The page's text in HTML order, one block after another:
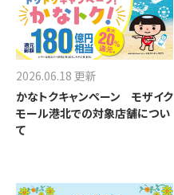
2026.06.18 更新
かなトクキャンペーン モザイク
モール港北での対象店舗につい
て